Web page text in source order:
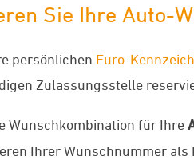
Sie Ihre Auto-
persönlichen Euro-
Zulassungsstelle
Wunschkombination für Ihre
Ihrer Wunschnummer als